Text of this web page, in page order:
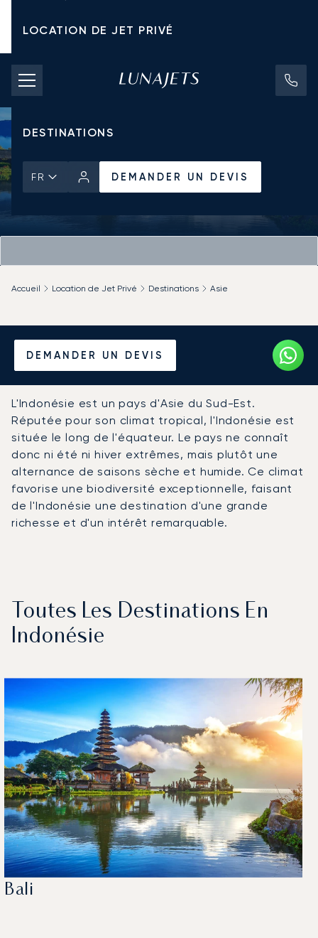
LOCATION DE JET PRIVÉ
TARIFS D'AFFRÈTEMENT
JETS PRIVÉS
DESTINATIONS
FR DEMANDER UN DEVIS
DEMANDER UN DEVIS
Accueil Location de Jet Privé Destinations Asie
Louer un Jet Privé depuis et
vers l'Indonésie
L'Indonésie est un pays d'Asie du Sud-Est.
Réputée pour son climat tropical, l'Indonésie est
située le long de l'équateur. Le pays ne connaît
donc ni été ni hiver extrêmes, mais plutôt une
alternance de saisons sèche et humide. Ce climat
favorise une biodiversité exceptionnelle, faisant
de l'Indonésie une destination d'une grande
richesse et d'un intérêt remarquable.
Toutes Les Destinations En
Indonésie
Bali